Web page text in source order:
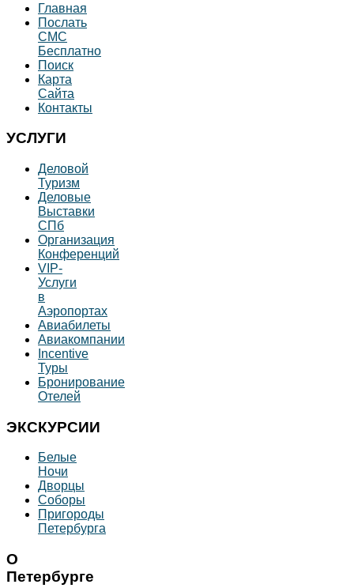
Главная
Послать
СМС
Бесплатно
Поиск
Карта
Сайта
Контакты
УСЛУГИ
Деловой
Туризм
Деловые
Выставки
СПб
Организация
Конференций
VIP-
Услуги
в
Аэропортах
Авиабилеты
Авиакомпании
Incentive
Туры
Бронирование
Отелей
ЭКСКУРСИИ
Белые
Ночи
Дворцы
Соборы
Пригороды
Петербурга
О
Петербурге